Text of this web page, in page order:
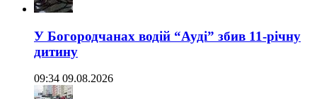
У Богородчанах водій “Ауді” збив 11-річну
дитину
09:34 09.08.2026